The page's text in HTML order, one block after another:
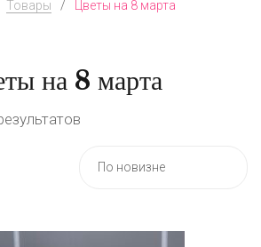
Товары / Цветы на 8 марта
на 8 марта